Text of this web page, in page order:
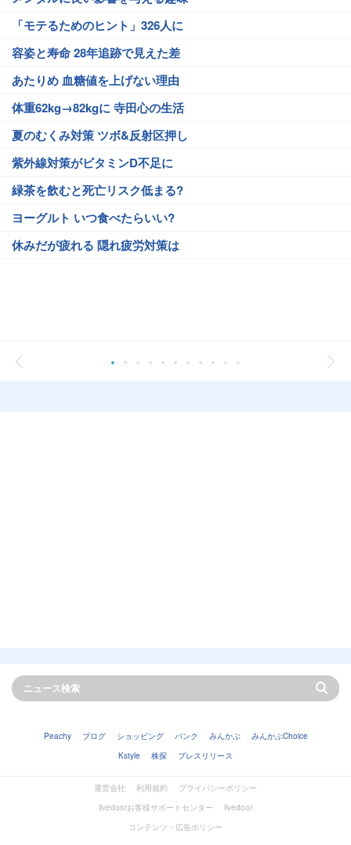
「モテるためのヒント」326人に
容姿と寿命 28年追跡で見えた差
あたりめ 血糖値を上げない理由
体重62kg→82kgに 寺田心の生活
夏のむくみ対策 ツボ&反射区押し
紫外線対策がビタミンD不足に
緑茶を飲むと死亡リスク低まる?
ヨーグルト いつ食べたらいい?
休みだが疲れる 隠れ疲労対策は
Peachy ブログ ショッピング バンク みんかぶ
みんかぶChoice
Kstyle
株探 プレスリリース
運営会社 利用規約
プライバシーポリシー
livedoorお客様サポートセンター
livedoor
コンテンツ・広告ポリシー